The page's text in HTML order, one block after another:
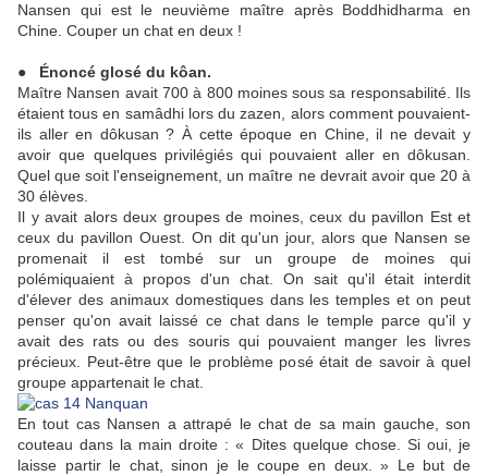
Nansen qui est le neuvième maître après Boddhidharma en
Chine. Couper un chat en deux !
● Énoncé glosé du kôan.
Maître Nansen avait 700 à 800 moines sous sa responsabilité. Ils
étaient tous en samâdhi lors du zazen, alors comment pouvaient-
ils aller en dôkusan ? À cette époque en Chine, il ne devait y
avoir que quelques privilégiés qui pouvaient aller en dôkusan.
Quel que soit l'enseignement, un maître ne devrait avoir que 20 à
30 élèves.
Il y avait alors deux groupes de moines, ceux du pavillon Est et
ceux du pavillon Ouest. On dit qu'un jour, alors que Nansen se
promenait il est tombé sur un groupe de moines qui
polémiquaient à propos d'un chat. On sait qu'il était interdit
d'élever des animaux domestiques dans les temples et on peut
penser qu'on avait laissé ce chat dans le temple parce qu'il y
avait des rats ou des souris qui pouvaient manger les livres
précieux. Peut-être que le problème posé était de savoir à quel
groupe appartenait le chat.
En tout cas Nansen a attrapé le chat de sa main gauche, son
couteau dans la main droite : « Dites quelque chose. Si oui, je
laisse partir le chat, sinon je le coupe en deux. » Le but de